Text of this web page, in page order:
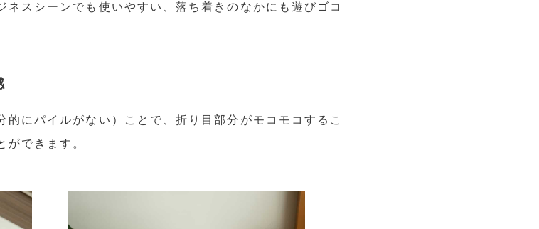
ネスシーンでも使いやすい、落ち着きのなかにも遊びゴコ
にパイルがない）ことで、折り目部分がモコモコするこ
ができます。